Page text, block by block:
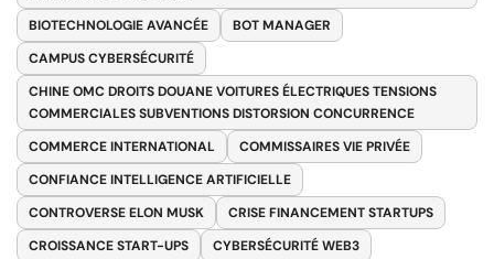
BIOTECHNOLOGIE AVANCÉE
BOT MANAGER
CAMPUS CYBERSÉCURITÉ
CHINE OMC DROITS DOUANE VOITURES ÉLECTRIQUES TENSIONS
COMMERCIALES SUBVENTIONS DISTORSION CONCURRENCE
COMMERCE INTERNATIONAL
COMMISSAIRES VIE PRIVÉE
CONFIANCE INTELLIGENCE ARTIFICIELLE
CONTROVERSE ELON MUSK
CRISE FINANCEMENT STARTUPS
CROISSANCE START-UPS
CYBERSÉCURITÉ WEB3